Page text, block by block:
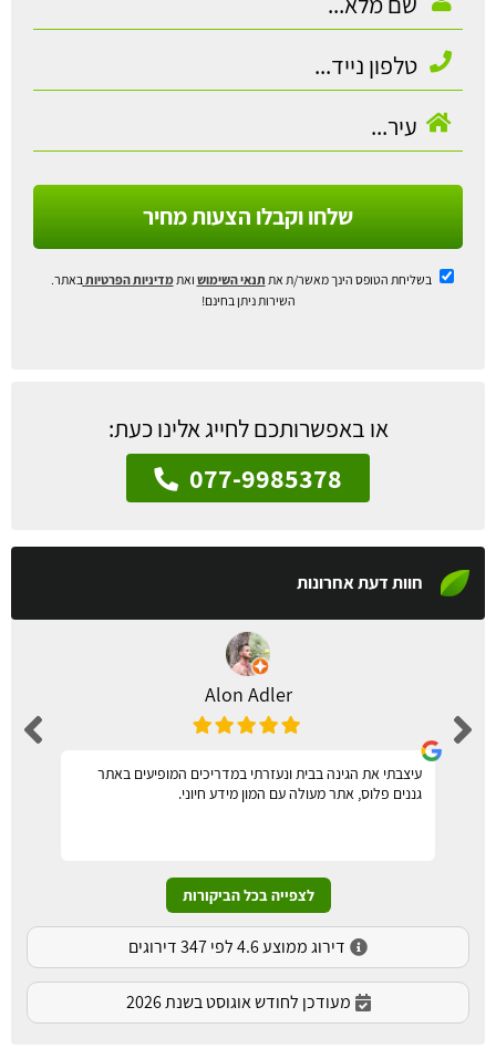
שלחו וקבלו הצעות מחיר
בשליחת הטופס הינך מאשר/ת את תנאי השימוש ואתמדיניות הפרטיות באתר.
השירות ניתן בחינם!
או באפשרותכם לחייג אלינו כעת:
077-9985378
חוות דעת אחרונות
Alon Adler
עיצבתי את הגינה בבית ונעזרתי במדריכים המופיעים באתר
גננים פלוס, אתר מעולה עם המון מידע חיוני.
לצפייה בכל הביקורות
דירוג ממוצע 4.6 לפי 347 דירוגים
מעודכן לחודש אוגוסט בשנת 2026